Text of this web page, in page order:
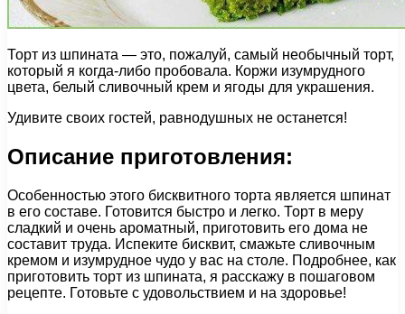
Торт из шпината — это, пожалуй, самый необычный торт,
который я когда-либо пробовала. Коржи изумрудного
цвета, белый сливочный крем и ягоды для украшения.
Удивите своих гостей, равнодушных не останется!
Описание приготовления:
Особенностью этого бисквитного торта является шпинат
в его составе. Готовится быстро и легко. Торт в меру
сладкий и очень ароматный, приготовить его дома не
составит труда. Испеките бисквит, смажьте сливочным
кремом и изумрудное чудо у вас на столе. Подробнее, как
приготовить торт из шпината, я расскажу в пошаговом
рецепте. Готовьте с удовольствием и на здоровье!